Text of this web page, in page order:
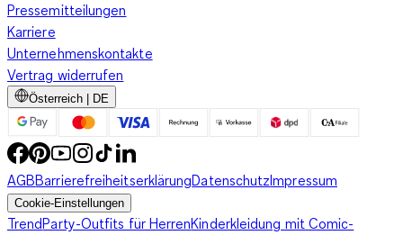
Pressemitteilungen
Karriere
Unternehmenskontakte
Vertrag widerrufen
Österreich | DE
AGBBarrierefreiheitserklärungDatenschutzImpressum
Cookie-Einstellungen
TrendParty-Outfits für HerrenKinderkleidung mit Comic-